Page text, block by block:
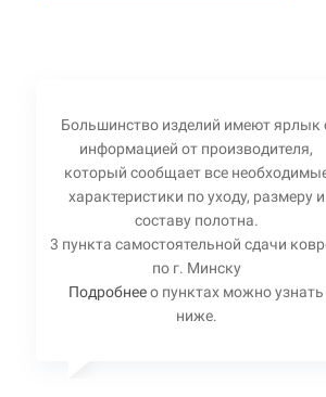
Большинство изделий имеют ярлык
информацией от производителя,
который сообщает все
характеристики по уходу, размеру и
составу полотна.
3 пункта самостоятельной сдачи
по г. Минску
Подробнеео пунктах можно узнать
ниже.